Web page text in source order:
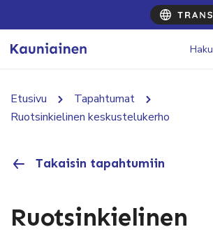
Haku
Etusivu
Tapahtumat
Ruotsinkielinen keskustelukerho
Takaisin tapahtumiin
Ruotsinkielinen